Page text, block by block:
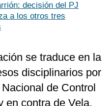
decisión del PJ
a los otros tres
se traduce en la
disciplinarios por
de Control
en contra de Vela.